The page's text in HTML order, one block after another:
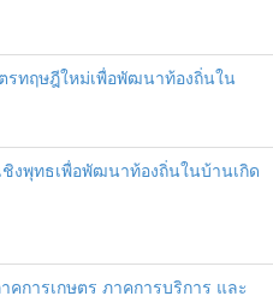
ตรทฤษฎีใหม่เพื่อพัฒนาท้องถิ่นใน
ชิงพุทธเพื่อพัฒนาท้องถิ่นในบ้านเกิด
การเกษตร ภาคการบริการ และ